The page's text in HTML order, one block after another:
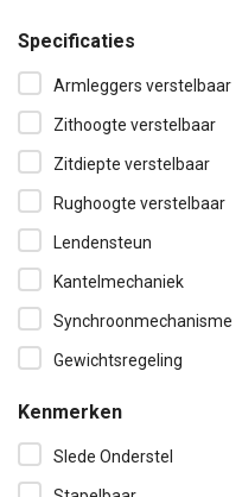
Specificaties
Armleggers verstelbaar
Zithoogte verstelbaar
Zitdiepte verstelbaar
Rughoogte verstelbaar
Lendensteun
Kantelmechaniek
Synchroonmechanisme
Gewichtsregeling
Kenmerken
Slede Onderstel